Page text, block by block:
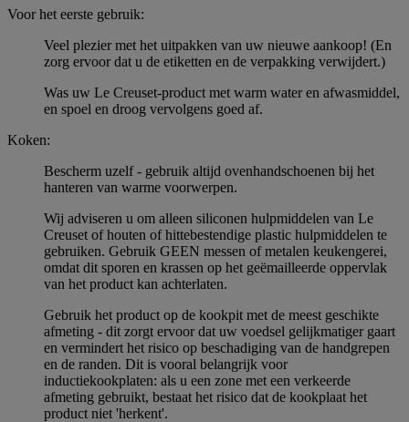
Voor het eerste gebruik:
Veel plezier met het uitpakken van uw nieuwe aankoop! (En
zorg ervoor dat u de etiketten en de verpakking verwijdert.)
Was uw Le Creuset-product met warm water en afwasmiddel,
en spoel en droog vervolgens goed af.
Koken:
Bescherm uzelf - gebruik altijd ovenhandschoenen bij het
hanteren van warme voorwerpen.
Wij adviseren u om alleen siliconen hulpmiddelen van Le
Creuset of houten of hittebestendige plastic hulpmiddelen te
gebruiken. Gebruik GEEN messen of metalen keukengerei,
omdat dit sporen en krassen op het geëmailleerde oppervlak
van het product kan achterlaten.
Gebruik het product op de kookpit met de meest geschikte
afmeting - dit zorgt ervoor dat uw voedsel gelijkmatiger gaart
en vermindert het risico op beschadiging van de handgrepen
en de randen. Dit is vooral belangrijk voor
inductiekookplaten: als u een zone met een verkeerde
afmeting gebruikt, bestaat het risico dat de kookplaat het
product niet 'herkent'.